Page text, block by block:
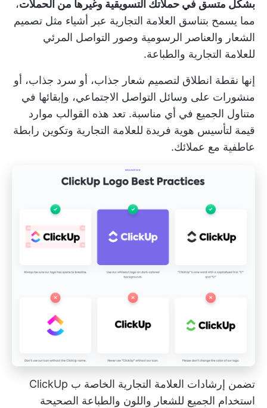
بشكل متسق في حملاتك التسويقية وغيرها من الحملات،
مما يسمح بتناسق العلامة التجارية عبر أشياء مثل تصميم
الشعار والعناصر الرسومية وصور التواصل المرئي
للعلامة التجارية والطباعة.
إنها نقطة انطلاق لتصميم شعار جذاب، أو سرد جذاب، أو
منشورات على وسائل التواصل الاجتماعي، وإبقائها في
متناول الجميع في أي مناسبة. تعد هذه القوالب موارد
قيمة لتأسيس هوية فريدة للعلامة التجارية وتكوين رابطة
عاطفية مع عملائك.
تضمن إرشادات العلامة التجارية الخاصة ب ClickUp
استخدام الجميع للشعار واللون والطباعة الصحيحة